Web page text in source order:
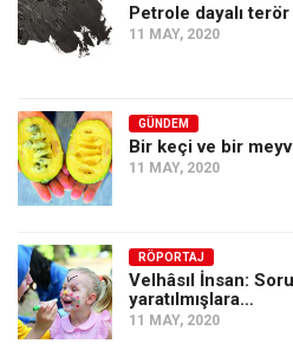
Petrole dayalı
11 MAY, 2020
GÜNDEM
Bir keçi ve bir
11 MAY, 2020
RÖPORTAJ
Velhâsıl İnsan:
yaratılmışlara…
11 MAY, 2020